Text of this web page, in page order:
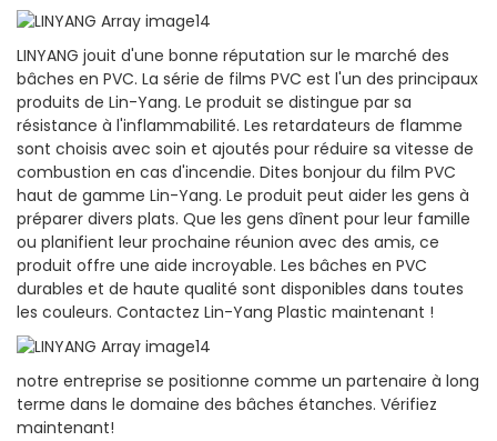
LINYANG jouit d'une bonne réputation sur le marché des
bâches en PVC. La série de films PVC est l'un des principaux
produits de Lin-Yang. Le produit se distingue par sa
résistance à l'inflammabilité. Les retardateurs de flamme
sont choisis avec soin et ajoutés pour réduire sa vitesse de
combustion en cas d'incendie. Dites bonjour du film PVC
haut de gamme Lin-Yang. Le produit peut aider les gens à
préparer divers plats. Que les gens dînent pour leur famille
ou planifient leur prochaine réunion avec des amis, ce
produit offre une aide incroyable. Les bâches en PVC
durables et de haute qualité sont disponibles dans toutes
les couleurs. Contactez Lin-Yang Plastic maintenant !
notre entreprise se positionne comme un partenaire à long
terme dans le domaine des bâches étanches. Vérifiez
maintenant!